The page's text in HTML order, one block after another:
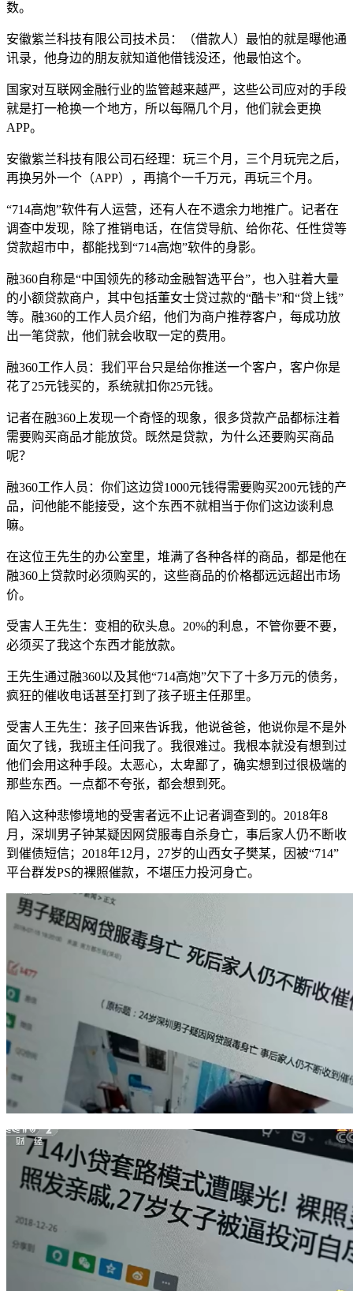
数。
安徽紫兰科技有限公司技术员：（借款人）最怕的就是曝他通
讯录，他身边的朋友就知道他借钱没还，他最怕这个。
国家对互联网金融行业的监管越来越严，这些公司应对的手段
就是打一枪换一个地方，所以每隔几个月，他们就会更换
APP。
安徽紫兰科技有限公司石经理：玩三个月，三个月玩完之后，
再换另外一个（APP），再搞个一千万元，再玩三个月。
“714高炮”软件有人运营，还有人在不遗余力地推广。记者在
调查中发现，除了推销电话，在信贷导航、给你花、任性贷等
贷款超市中，都能找到“714高炮”软件的身影。
融360自称是“中国领先的移动金融智选平台”，也入驻着大量
的小额贷款商户，其中包括董女士贷过款的“酷卡”和“贷上钱”
等。融360的工作人员介绍，他们为商户推荐客户，每成功放
出一笔贷款，他们就会收取一定的费用。
融360工作人员：我们平台只是给你推送一个客户，客户你是
花了25元钱买的，系统就扣你25元钱。
记者在融360上发现一个奇怪的现象，很多贷款产品都标注着
需要购买商品才能放贷。既然是贷款，为什么还要购买商品
呢？
融360工作人员：你们这边贷1000元钱得需要购买200元钱的产
品，问他能不能接受，这个东西不就相当于你们这边谈利息
嘛。
在这位王先生的办公室里，堆满了各种各样的商品，都是他在
融360上贷款时必须购买的，这些商品的价格都远远超出市场
价。
受害人王先生：变相的砍头息。20%的利息，不管你要不要，
必须买了我这个东西才能放款。
王先生通过融360以及其他“714高炮”欠下了十多万元的债务，
疯狂的催收电话甚至打到了孩子班主任那里。
受害人王先生：孩子回来告诉我，他说爸爸，他说你是不是外
面欠了钱，我班主任问我了。我很难过。我根本就没有想到过
他们会用这种手段。太恶心，太卑鄙了，确实想到过很极端的
那些东西。一点都不夸张，都会想到死。
陷入这种悲惨境地的受害者远不止记者调查到的。2018年8
月，深圳男子钟某疑因网贷服毒自杀身亡，事后家人仍不断收
到催债短信；2018年12月，27岁的山西女子樊某，因被“714”
平台群发PS的裸照催款，不堪压力投河身亡。